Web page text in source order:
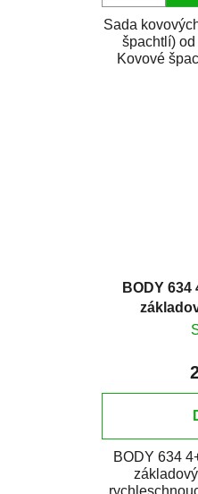
Sada
špachtlí)
Kovové
BODY
BODY 634